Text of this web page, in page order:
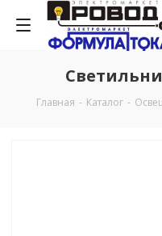
Главная - Каталог -